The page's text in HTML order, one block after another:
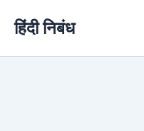
हिंदी निबंध